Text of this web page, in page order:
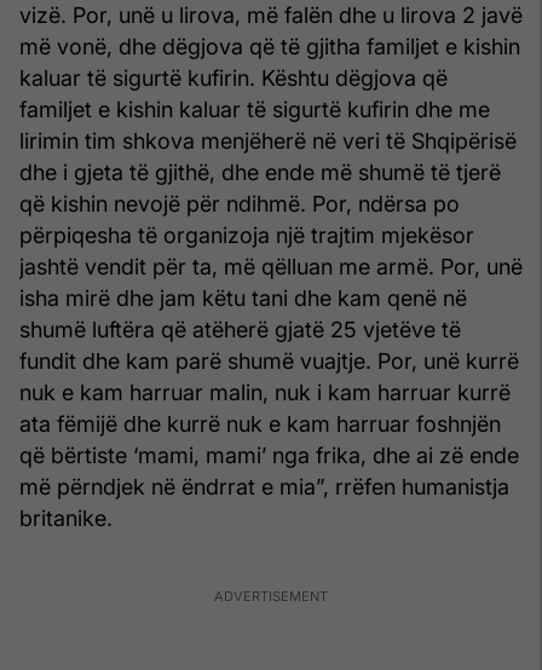
vizë. Por, unë u lirova, më falën dhe u lirova 2 javë
më vonë, dhe dëgjova që të gjitha familjet e kishin
kaluar të sigurtë kufirin. Kështu dëgjova që
familjet e kishin kaluar të sigurtë kufirin dhe me
lirimin tim shkova menjëherë në veri të Shqipërisë
dhe i gjeta të gjithë, dhe ende më shumë të tjerë
që kishin nevojë për ndihmë. Por, ndërsa po
përpiqesha të organizoja një trajtim mjekësor
jashtë vendit për ta, më qëlluan me armë. Por, unë
isha mirë dhe jam këtu tani dhe kam qenë në
shumë luftëra që atëherë gjatë 25 vjetëve të
fundit dhe kam parë shumë vuajtje. Por, unë kurrë
nuk e kam harruar malin, nuk i kam harruar kurrë
ata fëmijë dhe kurrë nuk e kam harruar foshnjën
që bërtiste ‘mami, mami’ nga frika, dhe ai zë ende
më përndjek në ëndrrat e mia”, rrëfen humanistja
britanike.